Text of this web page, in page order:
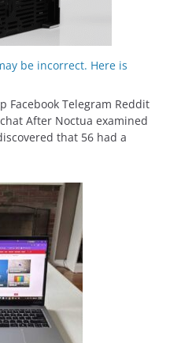
be incorrect. Here is
Facebook Telegram Reddit
After Noctua examined
that 56 had a